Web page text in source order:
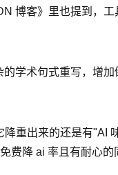
博客》里也提到，工
学术句式重写，增
降重出来的还是有"AI
费降 ai 率且有耐心的